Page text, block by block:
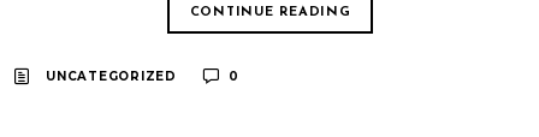
CONTINUE READING
UNCATEGORIZED 0